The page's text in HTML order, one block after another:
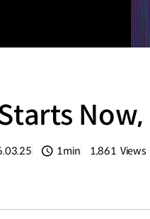
Now,
1min 1,861 Views